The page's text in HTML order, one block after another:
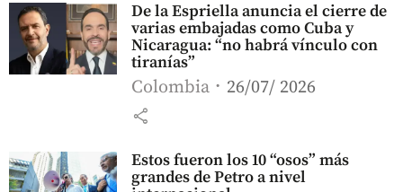
De la Espriella anuncia el cierre de
varias embajadas como Cuba y
Nicaragua: “no habrá vínculo con
tiranías”
Colombia 26/07/ 2026
share
Estos fueron los 10 “osos” más
grandes de Petro a nivel